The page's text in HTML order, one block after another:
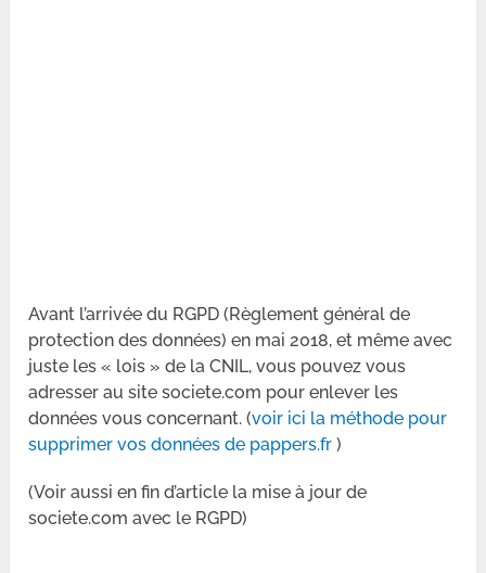
Avant l’arrivée du RGPD (Règlement général de
protection des données) en mai 2018, et même avec
juste les « lois » de la CNIL, vous pouvez vous
adresser au site societe.com pour enlever les
données vous concernant. (voir ici la méthode pour
supprimer vos données de pappers.fr)
(Voir aussi en fin d’article la mise à jour de
societe.com avec le RGPD)